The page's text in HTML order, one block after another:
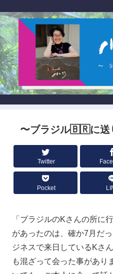
〜ブラジル🇧🇷に送
Twitter
Pocket
「ブラジルのKさんの所に
があったのは、確か7月だ
ジネスで来日しているKさ
も混ざって会った事があり